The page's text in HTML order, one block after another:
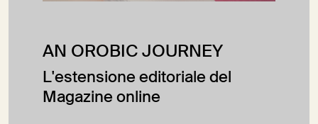
AN OROBIC JOURNEY
L'estensione editoriale del
Magazine online